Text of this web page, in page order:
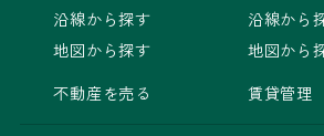
沿線から探す
地図から探す
不動産を売る
沿線から
地図から
賃貸管理